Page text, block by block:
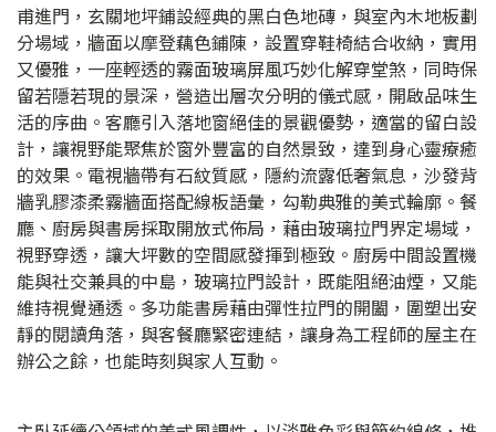
甫進門，玄關地坪鋪設經典的黑白色地磚，與室內木地板劃
分場域，牆面以摩登藕色鋪陳，設置穿鞋椅結合收納，實用
又優雅，一座輕透的霧面玻璃屏風巧妙化解穿堂煞，同時保
留若隱若現的景深，營造出層次分明的儀式感，開啟品味生
活的序曲。客廳引入落地窗絕佳的景觀優勢，適當的留白設
計，讓視野能聚焦於窗外豐富的自然景致，達到身心靈療癒
的效果。電視牆帶有石紋質感，隱約流露低奢氣息，沙發背
牆乳膠漆柔霧牆面搭配線板語彙，勾勒典雅的美式輪廓。餐
廳、廚房與書房採取開放式佈局，藉由玻璃拉門界定場域，
視野穿透，讓大坪數的空間感發揮到極致。廚房中間設置機
能與社交兼具的中島，玻璃拉門設計，既能阻絕油煙，又能
維持視覺通透。多功能書房藉由彈性拉門的開闔，圍塑出安
靜的閱讀角落，與客餐廳緊密連結，讓身為工程師的屋主在
辦公之餘，也能時刻與家人互動。